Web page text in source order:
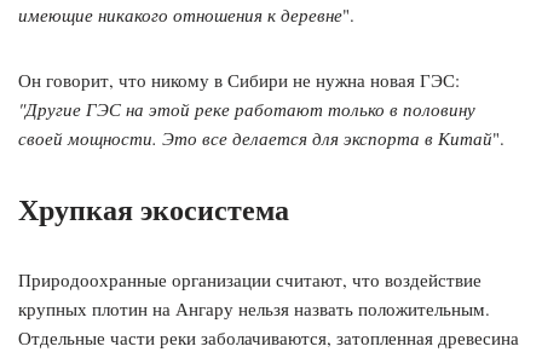
имеющие никакого отношения к деревне".
Он говорит, что никому в Сибири не нужна новая ГЭС:
"Другие ГЭС на этой реке работают только в половину
своей мощности. Это все делается для экспорта в Китай".
Хрупкая экосистема
Природоохранные организации считают, что воздействие
крупных плотин на Ангару нельзя назвать положительным.
Отдельные части реки заболачиваются, затопленная древесина